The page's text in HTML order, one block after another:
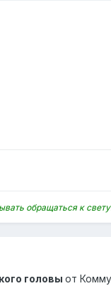
обращаться к
головы от